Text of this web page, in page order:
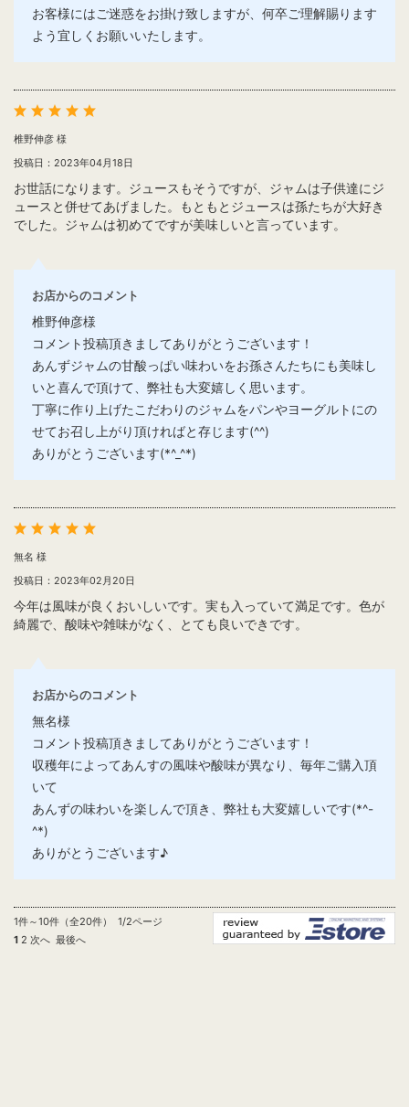
お客様にはご迷惑をお掛け致しますが、何卒ご理解賜ります
よう宜しくお願いいたします。
椎野伸彦 様
投稿日：2023年04月18日
お世話になります。ジュースもそうですが、ジャムは子供達にジ
ュースと併せてあげました。もともとジュースは孫たちが大好き
でした。ジャムは初めてですが美味しいと言っています。
お店からのコメント
椎野伸彦様
コメント投稿頂きましてありがとうございます！
あんずジャムの甘酸っぱい味わいをお孫さんたちにも美味し
いと喜んで頂けて、弊社も大変嬉しく思います。
丁寧に作り上げたこだわりのジャムをパンやヨーグルトにの
せてお召し上がり頂ければと存じます(^^)
ありがとうございます(*^_^*)
無名 様
投稿日：2023年02月20日
今年は風味が良くおいしいです。実も入っていて満足です。色が
綺麗で、酸味や雑味がなく、とても良いできです。
お店からのコメント
無名様
コメント投稿頂きましてありがとうございます！
収穫年によってあんすの風味や酸味が異なり、毎年ご購入頂
いて
あんずの味わいを楽しんで頂き、弊社も大変嬉しいです(*^-
^*)
ありがとうございます♪
1件～10件（全20件） 1/2ページ
1 2 次へ 最後へ